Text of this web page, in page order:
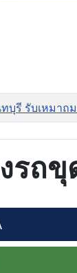
บุรี รับเหมา
รถขุ